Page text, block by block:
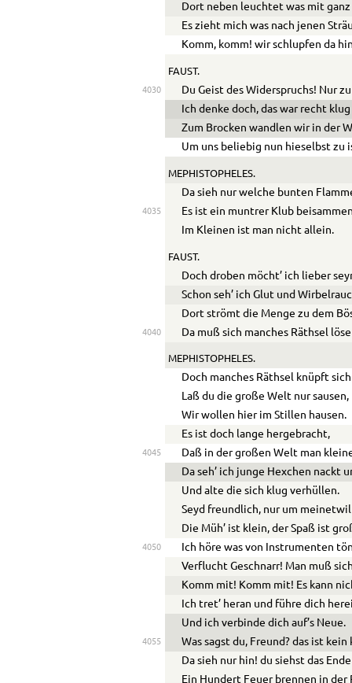
Dort neben leuchtet was mit ganz
Es zieht mich was nach jenen
Komm, komm! wir schlupfen da
FAUST.
4030
Du Geist des Widerspruchs! Nur
Ich denke doch, das war recht
Zum Brocken wandlen wir in der
Um uns beliebig nun hieselbst zu
MEPHISTOPHELES.
Da sieh nur welche bunten
4035
Es ist ein muntrer Klub
Im Kleinen ist man nicht allein.
FAUST.
Doch droben möcht’ ich lieber
Schon seh’ ich Glut und
Dort strömt die Menge zu dem
4040 Da muß sich manches Räthsel
MEPHISTOPHELES.
Doch manches Räthsel knüpft
Laß du die große Welt nur sausen,
Wir wollen hier im Stillen hausen.
Es ist doch lange hergebracht,
4045
Daß in der großen Welt man
Da seh’ ich junge Hexchen nackt
Und alte die sich klug verhüllen.
Seyd freundlich, nur um
Die Müh’ ist klein, der Spaß ist
4050
Ich höre was von Instrumenten
Verflucht Geschnarr! Man muß
Komm mit! Komm mit! Es kann
Ich tret’ heran und führe dich
Und ich verbinde dich auf’s Neue.
4055
Was sagst du, Freund? das ist kein
Da sieh nur hin! du siehst das
Ein Hundert Feuer brennen in der